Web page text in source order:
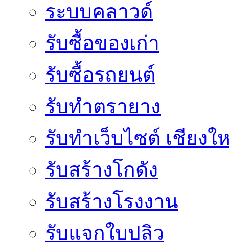
ระบบคลาวด์
รับซื้อของเก่า
รับซื้อรถยนต์
รับทำตรายาง
รับทำเว็บไซต์ เชียงใ
รับสร้างโกดัง
รับสร้างโรงงาน
รับแจกใบปลิว